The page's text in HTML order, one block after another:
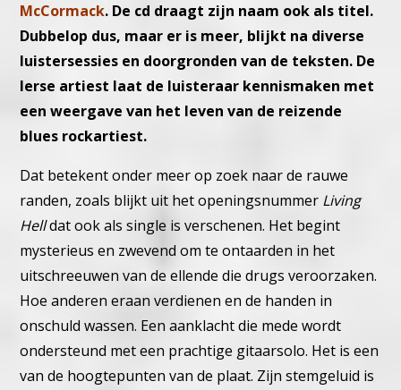
McCormack. De cd draagt zijn naam ook als titel.
Dubbelop dus, maar er is meer, blijkt na diverse
luistersessies en doorgronden van de teksten. De
Ierse artiest laat de luisteraar kennismaken met
een weergave van het leven van de reizende
blues rockartiest.
Dat betekent onder meer op zoek naar de rauwe
randen, zoals blijkt uit het openingsnummer Living
Helldat ook als single is verschenen. Het begint
mysterieus en zwevend om te ontaarden in het
uitschreeuwen van de ellende die drugs veroorzaken.
Hoe anderen eraan verdienen en de handen in
onschuld wassen. Een aanklacht die mede wordt
ondersteund met een prachtige gitaarsolo. Het is een
van de hoogtepunten van de plaat. Zijn stemgeluid is